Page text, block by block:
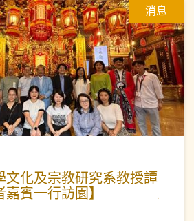
消息
文化及宗教研究系教授譚
賓一行訪園】